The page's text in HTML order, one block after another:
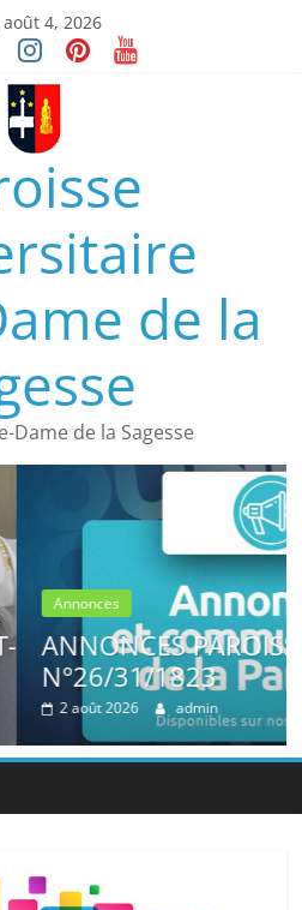
4, 2026
de la
Dame de la Sagesse